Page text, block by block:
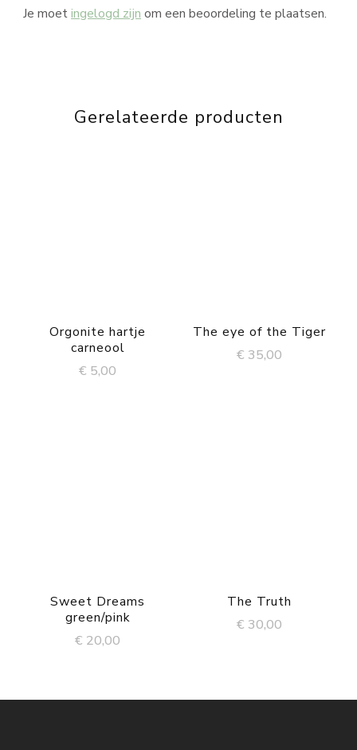
Je moetingelogd zijn om een beoordeling te plaatsen.
Gerelateerde producten
Orgonite hartje
carneool
€ 5,00
The eye of the Tiger
€ 35,00
Sweet Dreams
green/pink
€ 20,00
The Truth
€ 30,00